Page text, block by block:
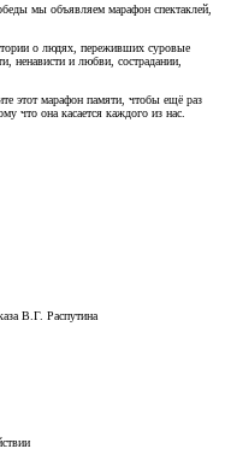
мы объявляем марафон спектаклей,
о людях, переживших суровые
ненависти и любви, сострадании,
этот марафон памяти, чтобы ещё раз
что она касается каждого из нас.
В.Г. Распутина